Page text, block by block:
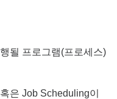
될 프로그램(프로세스)
은 Job Scheduling이